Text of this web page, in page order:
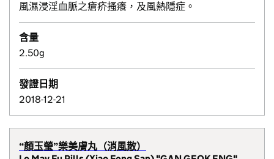
風濕浸淫血脈之瘡疥搔癢，及風熱隱症。
含量
2.50g
發證日期
2018-12-21
“顏玉瑩”樂美膚丸（消風散）